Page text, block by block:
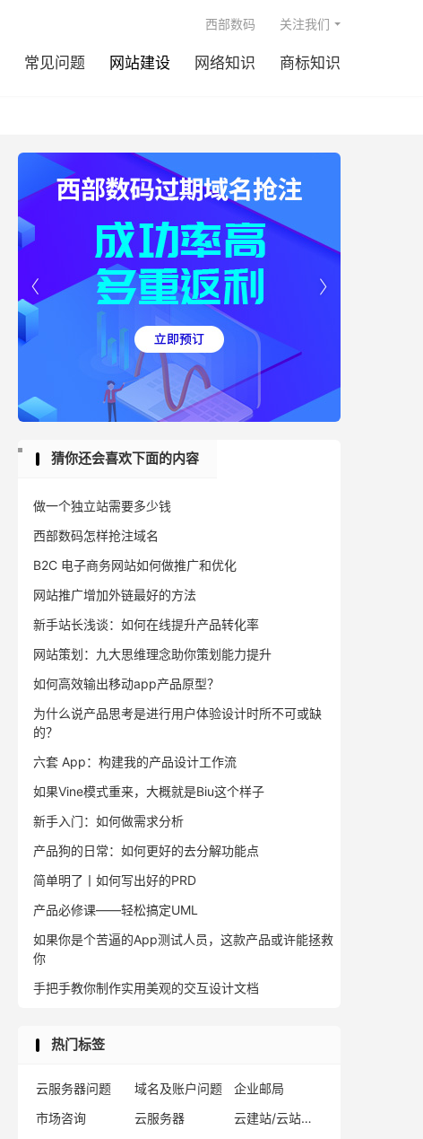
常见问题 网站建设 网络知识 商标知识
西部数码 关注我们


猜你还会喜欢下面的内容
做一个独立站需要多少钱
西部数码怎样抢注域名
B2C 电子商务网站如何做推广和优化
网站推广增加外链最好的方法
新手站长浅谈：如何在线提升产品转化率
网站策划：九大思维理念助你策划能力提升
如何高效输出移动app产品原型？
为什么说产品思考是进行用户体验设计时所不可或缺
的？
六套 App：构建我的产品设计工作流
如果Vine模式重来，大概就是Biu这个样子
新手入门：如何做需求分析
产品狗的日常：如何更好的去分解功能点
简单明了丨如何写出好的PRD
产品必修课——轻松搞定UML
如果你是个苦逼的App测试人员，这款产品或许能拯救
你
手把手教你制作实用美观的交互设计文档
热门标签
云服务器问题 域名及账户问题
企业邮局
市场咨询
云服务器
云建站/云站群/小程序